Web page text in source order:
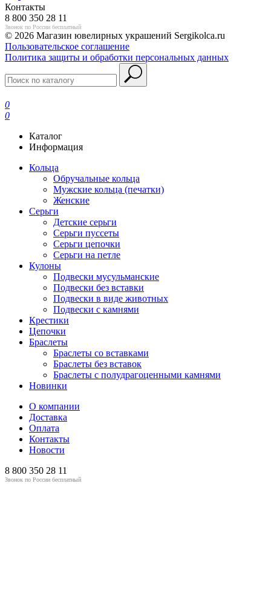
Контакты
8 800 350 28 11
Звонок по России бесплатный
© 2026 Магазин ювелирных украшений Sergikolca.ru
Пользовательское соглашение
Политика защиты и обработки персональных данных
0
0
Каталог
Информация
Кольца
Обручальные кольца
Мужские кольца (печатки)
Женские
Серьги
Детские серьги
Серьги пуссеты
Серьги цепочки
Серьги на петле
Кулоны
Подвески мусульманские
Подвески без вставки
Подвески в виде животных
Подвески с камнями
Крестики
Цепочки
Браслеты
Браслеты со вставками
Браслеты без вставок
Браслеты с полудрагоценными камнями
Новинки
О компании
Доставка
Оплата
Контакты
Новости
8 800 350 28 11
Звонок по России бесплатный